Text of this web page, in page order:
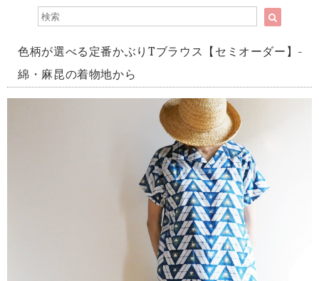
色柄が選べる定番かぶりTブラウス【セミオーダー】-
綿・麻昆の着物地から